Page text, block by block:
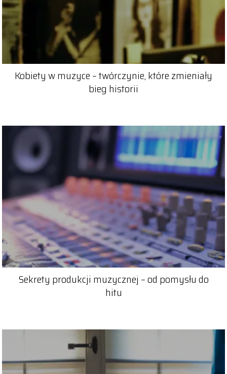
Kobiety w muzyce – twórczynie, które zmieniały
bieg historii
Sekrety produkcji muzycznej – od pomysłu do
hitu